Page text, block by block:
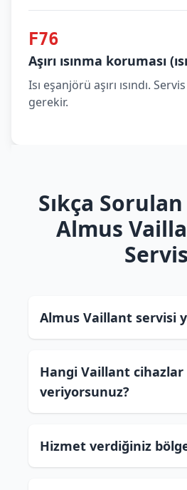
F76
Aşırı ısınma koruması
Isı eşanjörü aşırı ısındı.
gerekir.
Sıkça
Almus
Almus Vaillant servisi
Hangi Vaillant
veriyorsunuz?
Hizmet verdiğiniz